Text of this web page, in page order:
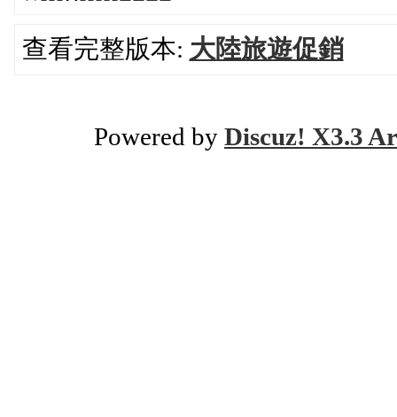
查看完整版本: 大陸旅遊促銷
Powered by Discuz! X3.3